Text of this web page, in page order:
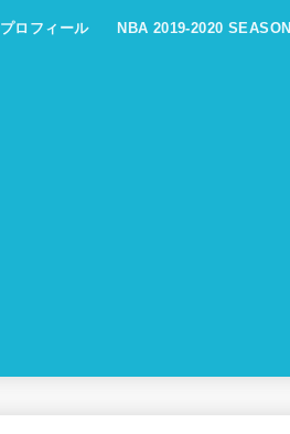
プロフィール NBA 2019-2020 SEASON